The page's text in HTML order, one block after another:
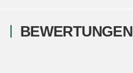
BEWERTUNGEN